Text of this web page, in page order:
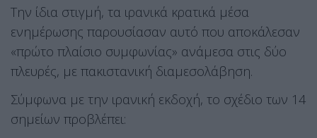
Την ίδια στιγμή, τα ιρανικά κρατικά μέσα
ενημέρωσης παρουσίασαν αυτό που αποκάλεσαν
«πρώτο πλαίσιο συμφωνίας» ανάμεσα στις δύο
πλευρές, με πακιστανική διαμεσολάβηση.
Σύμφωνα με την ιρανική εκδοχή, το σχέδιο των 14
σημείων προβλέπει: